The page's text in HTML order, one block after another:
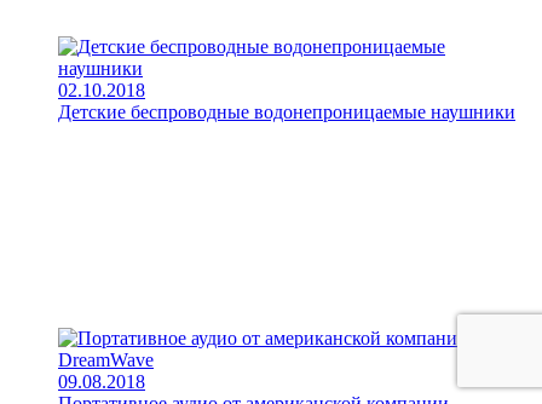
02.10.2018
Детские беспроводные водонепроницаемые наушники
09.08.2018